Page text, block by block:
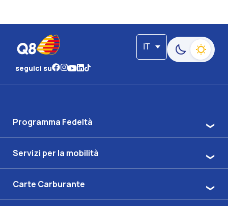
IT
Passa alla
seguici su
Programma Fedeltà
Servizi per la mobilità
Carte Carburante